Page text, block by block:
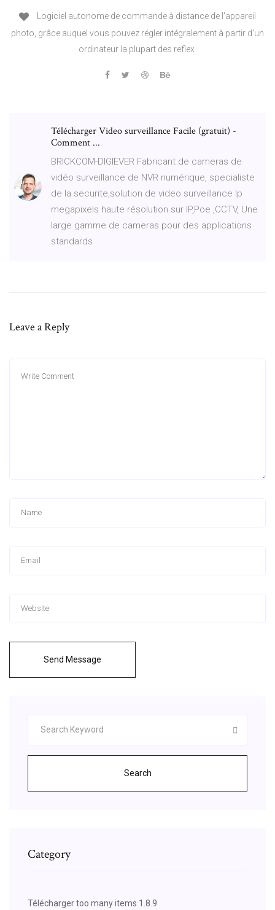
Logiciel autonome de commande à distance de l'appareil
photo, grâce auquel vous pouvez régler intégralement à partir d'un
ordinateur la plupart des reflex
Télécharger Video surveillance Facile (gratuit) -
Comment ...
BRICKCOM-DIGIEVER Fabricant de cameras de
vidéo surveillance de NVR numérique, specialiste
de la securite,solution de video surveillance Ip
megapixels haute résolution sur IP,Poe ,CCTV, Une
large gamme de cameras pour des applications
standards
Leave a Reply
Send Message
Search
Category
Télécharger too many items 1.8.9